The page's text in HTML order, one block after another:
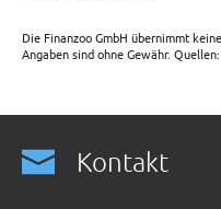
Die Finanzoo GmbH übernimmt
Angaben sind ohne Gewähr.
Kontakt